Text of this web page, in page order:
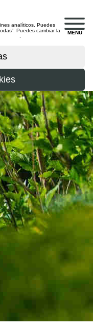
MENU
analíticos. Puedes
Puedes cambiar la